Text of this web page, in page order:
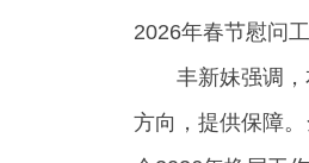
2026年春节慰问工
丰新妹强调
方向，提供保障